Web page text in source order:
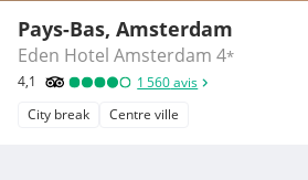
Pays-Bas, Amsterdam
Eden Hotel Amsterdam 4*
4,1 1 560avis
City break
Centre ville